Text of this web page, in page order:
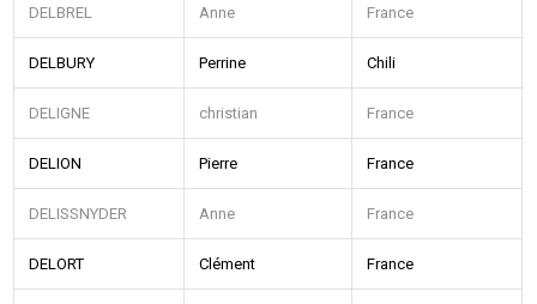
DELBREL Anne France
DELBURY Perrine Chili
DELIGNE christian France
DELION Pierre France
DELISSNYDER Anne France
DELORT Clément France